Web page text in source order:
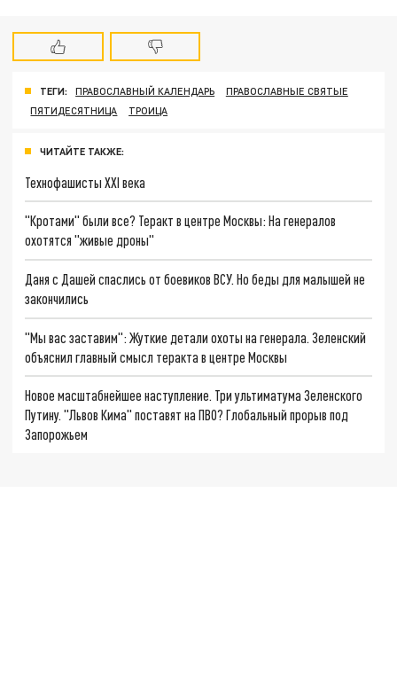
ТЕГИ: ПРАВОСЛАВНЫЙ КАЛЕНДАРЬ
ПРАВОСЛАВНЫЕ СВЯТЫЕ
ПЯТИДЕСЯТНИЦА
ТРОИЦА
ЧИТАЙТЕ ТАКЖЕ:
Технофашисты XXI века
"Кротами" были все? Теракт в центре Москвы: На генералов
охотятся "живые дроны"
Даня с Дашей спаслись от боевиков ВСУ. Но беды для малышей не
закончились
"Мы вас заставим": Жуткие детали охоты на генерала. Зеленский
объяснил главный смысл теракта в центре Москвы
Новое масштабнейшее наступление. Три ультиматума Зеленского
Путину. "Львов Кима" поставят на ПВО? Глобальный прорыв под
Запорожьем